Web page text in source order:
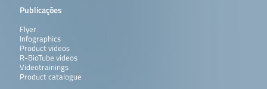
Publicações
Flyer
Infographics
Product videos
R-BioTube videos
Videotrainings
Product catalogue